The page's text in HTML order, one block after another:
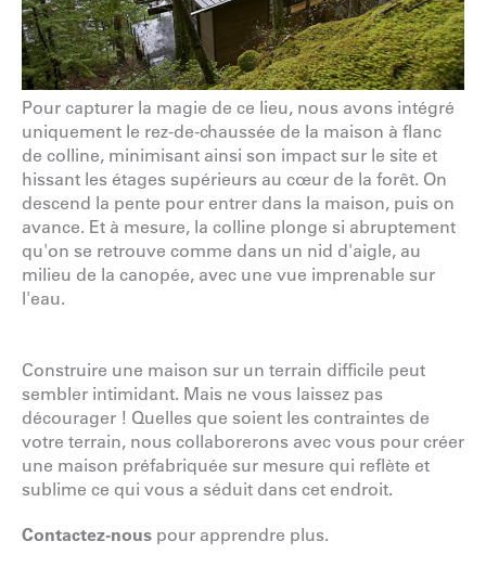
Pour capturer la magie de ce lieu, nous avons intégré
uniquement le rez-de-chaussée de la maison à flanc
de colline, minimisant ainsi son impact sur le site et
hissant les étages supérieurs au cœur de la forêt. On
descend la pente pour entrer dans la maison, puis on
avance. Et à mesure, la colline plonge si abruptement
qu'on se retrouve comme dans un nid d'aigle, au
milieu de la canopée, avec une vue imprenable sur
l'eau.
Construire une maison sur un terrain difficile peut
sembler intimidant. Mais ne vous laissez pas
décourager ! Quelles que soient les contraintes de
votre terrain, nous collaborerons avec vous pour créer
une maison préfabriquée sur mesure qui reflète et
sublime ce qui vous a séduit dans cet endroit.
Contactez-nous pour apprendre plus.